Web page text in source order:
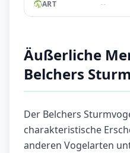
ART --
Äußerliche
Belchers
Der Belchers
charakteristische
anderen Vogelarten